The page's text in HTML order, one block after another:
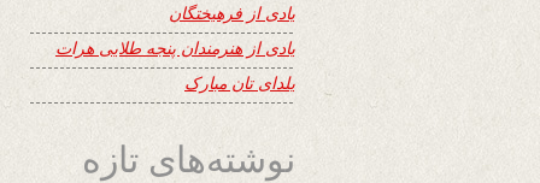
یادی از فرهیختگان
یادی از هنرمندان پنجه طلایی هرات
یلدای تان مبارک
نوشته‌های تازه